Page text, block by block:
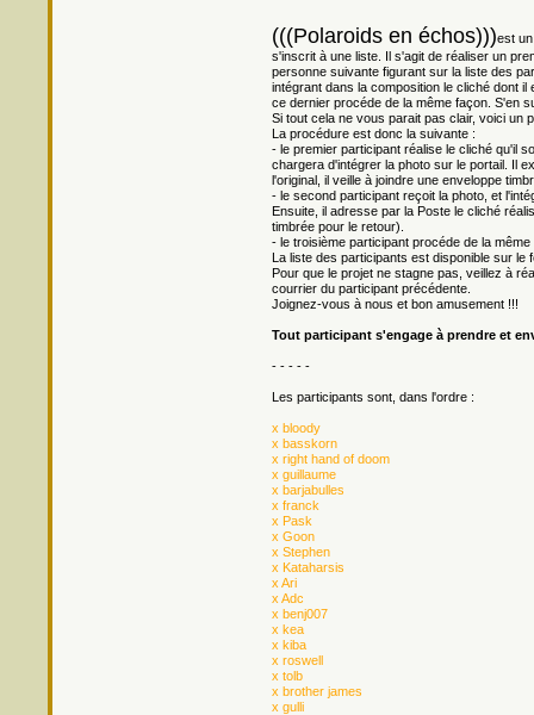
(((Polaroids en échos)))est
s'inscrit à une liste. Il s'agit de réaliser un
personne suivante figurant sur la liste des
intégrant dans la composition le cliché dont
ce dernier procéde de la même façon. S'en
Si tout cela ne vous parait pas clair, voici un
La procédure est donc la suivante :
- le premier participant réalise le cliché qu'il
chargera d'intégrer la photo sur le portail. Il
l'original, il veille à joindre une enveloppe
- le second participant reçoit la photo, et
Ensuite, il adresse par la Poste le cliché
timbrée pour le retour).
- le troisième participant procéde de la même
La liste des participants est disponible sur le
Pour que le projet ne stagne pas, veillez à
courrier du participant précédente.
Joignez-vous à nous et bon amusement !!!
Tout participant s'engage à prendre et
- - - - -
Les participants sont, dans l'ordre :
x bloody
x basskorn
x right hand of doom
x guillaume
x barjabulles
x franck
x Pask
x Goon
x Stephen
x Kataharsis
x Ari
x Adc
x benj007
x kea
x kiba
x roswell
x tolb
x brother james
x gulli